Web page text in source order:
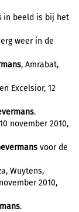
in beeld is bij het
weer in de
, Amrabat,
Excelsior, 12
.
november 2010,
voor de
Wuytens,
2010,
.